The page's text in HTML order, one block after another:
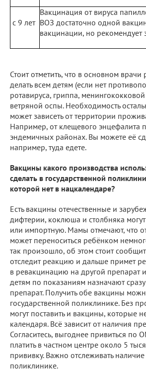
с 9 лет
Вакцинация от вируса
ВОЗ достаточно одной
вакцинации, но рекомендует
Стоит отметить, что в основном
делать всем детям (если нет
ротавируса, гриппа,
ветряной оспы. Необходимость
может зависеть от территории
Например, от клещевого энцефалита
эндемичных районах. Вы можете её
например, туда едете.
Вакцины какого производства
сделать в государственной
которой нет в нацкалендаре?
Есть вакцины отечественные и
дифтерии, коклюша и столбняка
или импортную. Мамы отмечают, что
может переноситься ребёнком
так произошло, об этом стоит
отследит реакцию и дальше примет
в ревакцинацию на другой препарат
детям по показаниям назначают
препарат. Получить обе вакцины
государственной поликлинике. Без
могут поставить и вакцины, которые
календаря. Всё зависит от наличия
Согласитесь, выгоднее привиться по
платить в частном центре около 5
прививку. Важно отслеживать
поликлинике.